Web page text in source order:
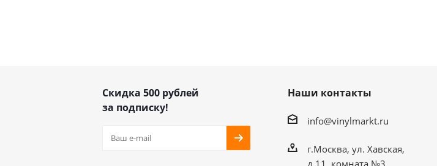
Скидка 500 рублей
за подписку!
Наши контакты
info@vinylmarkt.ru
г.Москва, ул. Хавская,
д.11, комната №3